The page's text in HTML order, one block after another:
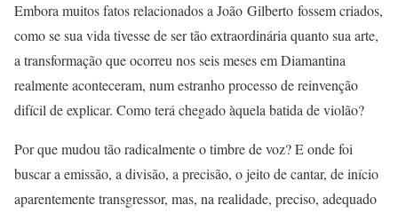
Embora muitos fatos relacionados a João Gilberto fossem criados,
como se sua vida tivesse de ser tão extraordinária quanto sua arte,
a transformação que ocorreu nos seis meses em Diamantina
realmente aconteceram, num estranho processo de reinvenção
difícil de explicar. Como terá chegado àquela batida de violão?
Por que mudou tão radicalmente o timbre de voz? E onde foi
buscar a emissão, a divisão, a precisão, o jeito de cantar, de início
aparentemente transgressor, mas, na realidade, preciso, adequado